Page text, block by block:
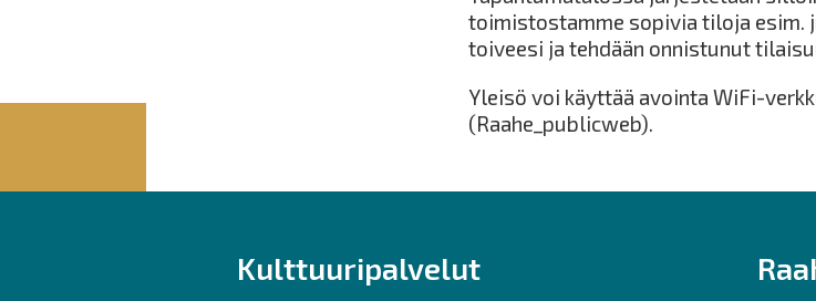
toimistostamme sopivia tiloja esim.
toiveesi ja tehdään onnistunut
Yleisö voi käyttää avointa WiFi-
(Raahe_publicweb).
Kulttuuripalvelut